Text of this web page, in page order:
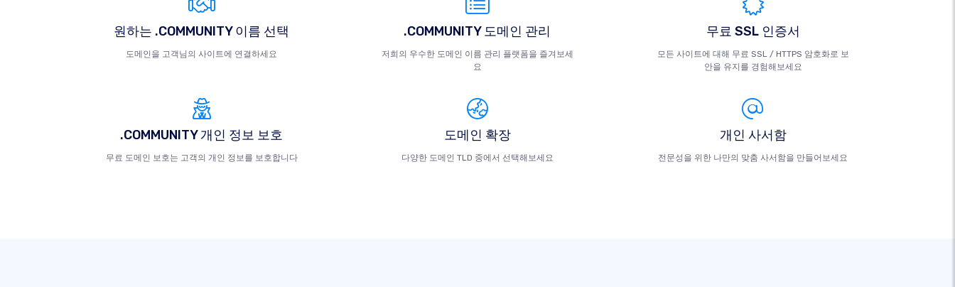
원하는 .COMMUNITY 이름 선택
도메인을 고객님의 사이트에 연결하세요
.COMMUNITY 도메인 관리
저희의 우수한 도메인 이름 관리 플랫폼을 즐겨보세
요
무료 SSL 인증서
모든 사이트에 대해 무료 SSL / HTTPS 암호화로 보
안을 유지를 경험해보세요
.COMMUNITY 개인 정보 보호
무료 도메인 보호는 고객의 개인 정보를 보호합니다
도메인 확장
다양한 도메인 TLD 중에서 선택해보세요
개인 사서함
전문성을 위한 나만의 맞춤 사서함을 만들어보세요